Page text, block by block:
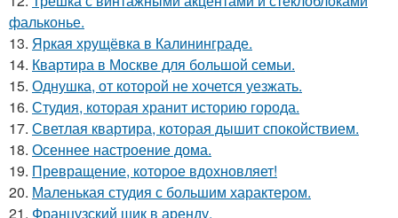
фальконье.
13. Яркая хрущёвка в Калининграде.
14. Квартира в Москве для большой семьи.
15. Однушка, от которой не хочется уезжать.
16. Студия, которая хранит историю города.
17. Светлая квартира, которая дышит спокойствием.
18. Осеннее настроение дома.
19. Превращение, которое вдохновляет!
20. Маленькая студия с большим характером.
21. Французский шик в аренду.